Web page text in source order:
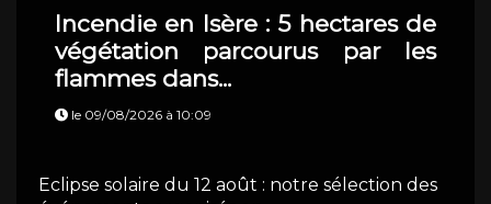
Incendie en Isère : 5 hectares de
végétation parcourus par les
flammes dans...
le 09/08/2026 à 10:09
Eclipse solaire du 12 août : notre sélection des